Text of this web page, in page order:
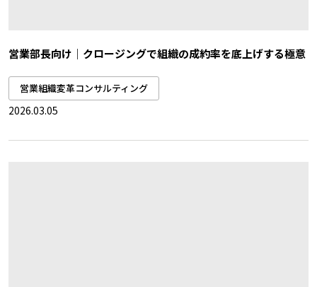
営業部長向け｜クロージングで組織の成約率を底上げする極意
営業組織変革コンサルティング
2026.03.05